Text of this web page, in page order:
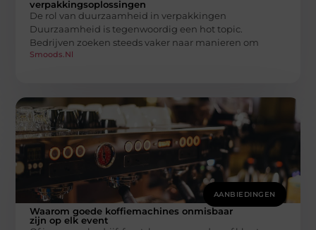
verpakkingsoplossingen
De rol van duurzaamheid in verpakkingen
Duurzaamheid is tegenwoordig een hot topic.
Bedrijven zoeken steeds vaker naar manieren om
Smoods.nl
AANBIEDINGEN
Waarom goede koffiemachines onmisbaar
zijn op elk event